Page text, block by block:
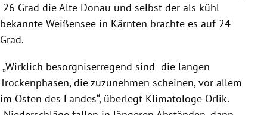
26 Grad die Alte Donau und selbst der als kühl
bekannte Weißensee in Kärnten brachte es auf 24
Grad.
„Wirklich besorgniserregend sind die langen
Trockenphasen, die zuzunehmen scheinen, vor allem
im Osten des Landes“, überlegt Klimatologe Orlik.